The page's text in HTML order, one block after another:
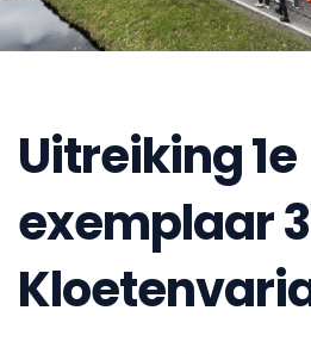
Uitreiking 1e
exemplaar